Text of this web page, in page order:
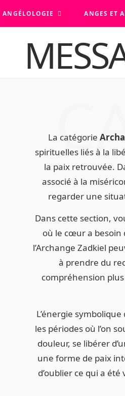
ANGÉLOLOGIE ANGES ET
La catégorie
spirituelles liés à la
la paix retrouvée.
associé à la
regarder une
Dans cette section,
où le cœur a besoin
l’Archange Zadkiel
à prendre du
compréhension
L’énergie
les périodes où l’on
douleur, se libérer
une forme de paix
d’oublier ce qui a